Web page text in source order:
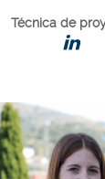
Técnica de